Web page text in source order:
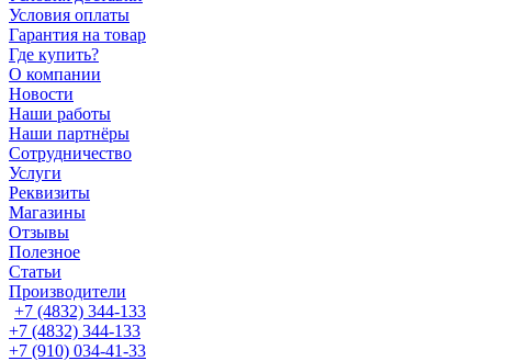
Условия оплаты
Гарантия на товар
Где купить?
О компании
Новости
Наши работы
Наши партнёры
Сотрудничество
Услуги
Реквизиты
Магазины
Отзывы
Полезное
Статьи
Производители
+7 (4832) 344-133
+7 (4832) 344-133
+7 (910) 034-41-33